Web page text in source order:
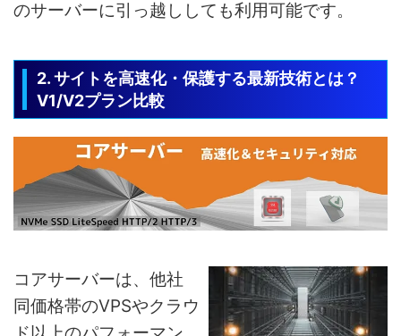
のサーバーに引っ越ししても利用可能です。
2. サイトを高速化・保護する最新技術とは？
V1/V2プラン比較
コアサーバーは、他社
同価格帯のVPSやクラウ